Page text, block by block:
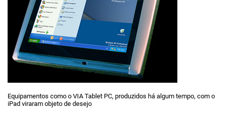
Equipamentos como o VIA Tablet PC, produzidos há algum tempo, com o
iPad viraram objeto de desejo